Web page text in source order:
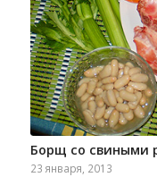
Борщ со свиными
23 января, 2013